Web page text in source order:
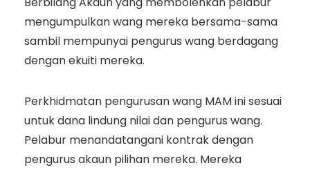
mengumpulkan wang mereka bersama-sama
sambil mempunyai pengurus wang berdagang
dengan ekuiti mereka.
Perkhidmatan pengurusan wang MAM ini sesuai
untuk dana lindung nilai dan pengurus wang.
Pelabur menandatangani kontrak dengan
pengurus akaun pilihan mereka. Mereka